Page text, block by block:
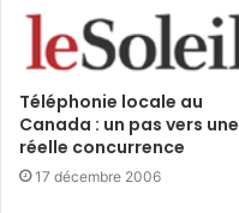
Téléphonie locale au
Canada : un pas vers une
réelle concurrence
17 décembre 2006